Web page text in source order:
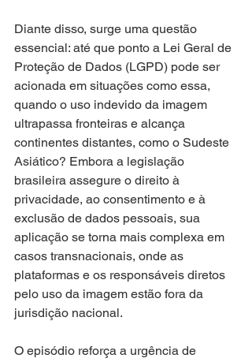
Diante disso, surge uma questão
essencial: até que ponto a Lei Geral de
Proteção de Dados (LGPD) pode ser
acionada em situações como essa,
quando o uso indevido da imagem
ultrapassa fronteiras e alcança
continentes distantes, como o Sudeste
Asiático? Embora a legislação
brasileira assegure o direito à
privacidade, ao consentimento e à
exclusão de dados pessoais, sua
aplicação se torna mais complexa em
casos transnacionais, onde as
plataformas e os responsáveis diretos
pelo uso da imagem estão fora da
jurisdição nacional.
O episódio reforça a urgência de